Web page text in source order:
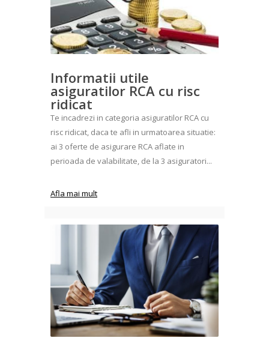
Informatii utile
asiguratilor RCA cu risc
ridicat
Te incadrezi in categoria asiguratilor RCA cu
risc ridicat, daca te afli in urmatoarea situatie:
ai 3 oferte de asigurare RCA aflate in
perioada de valabilitate, de la 3 asiguratori...
Afla mai mult